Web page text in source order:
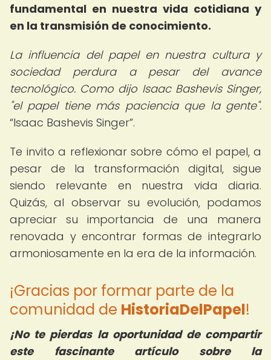
fundamental en nuestra vida cotidiana y
en la transmisión de conocimiento.
La influencia del papel en nuestra cultura y
sociedad perdura a pesar del avance
tecnológico. Como dijo Isaac Bashevis Singer,
"el papel tiene más paciencia que la gente".
Isaac Bashevis Singer .
Te invito a reflexionar sobre cómo el papel, a
pesar de la transformación digital, sigue
siendo relevante en nuestra vida diaria.
Quizás, al observar su evolución, podamos
apreciar su importancia de una manera
renovada y encontrar formas de integrarlo
armoniosamente en la era de la información.
¡Gracias por formar parte de la
comunidad de HistoriaDelPapel!
¡No te pierdas la oportunidad de compartir
este fascinante artículo sobre la